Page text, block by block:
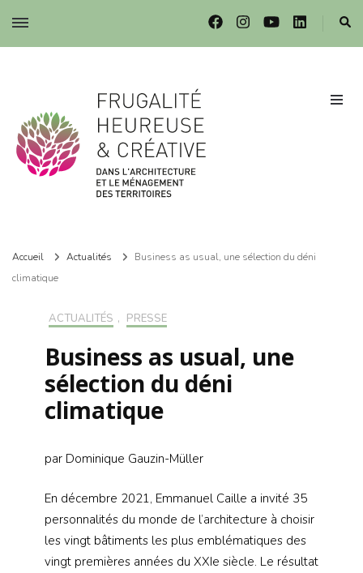
Frugalité dans l'architecture et le ménagement des territoires
Accueil Actualités
Business as usual, une sélection du déni
climatique
ACTUALITÉS , PRESSE
Business as usual, une
sélection du déni
climatique
par Dominique Gauzin-Müller
En décembre 2021, Emmanuel Caille a invité 35
personnalités du monde de l’architecture à choisir
les vingt bâtiments les plus emblématiques des
vingt premières années du XXIe siècle. Le résultat